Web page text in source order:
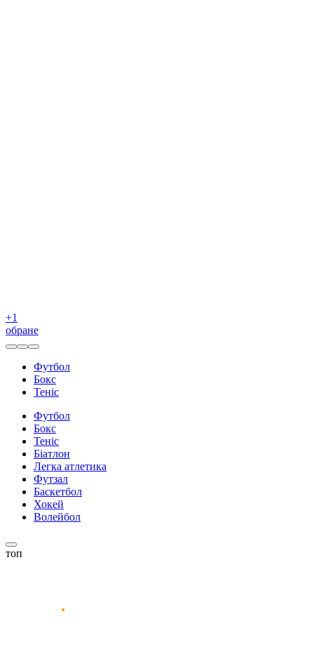
+1
обране
Футбол
Бокс
Теніс
Футбол
Бокс
Теніс
Біатлон
Легка атлетика
Футзал
Баскетбол
Хокей
Волейбол
топ